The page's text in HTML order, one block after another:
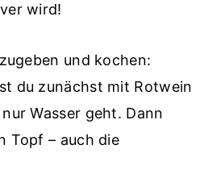
wird!
und kochen:
du zunächst mit Rotwein
Wasser geht. Dann
Topf – auch die